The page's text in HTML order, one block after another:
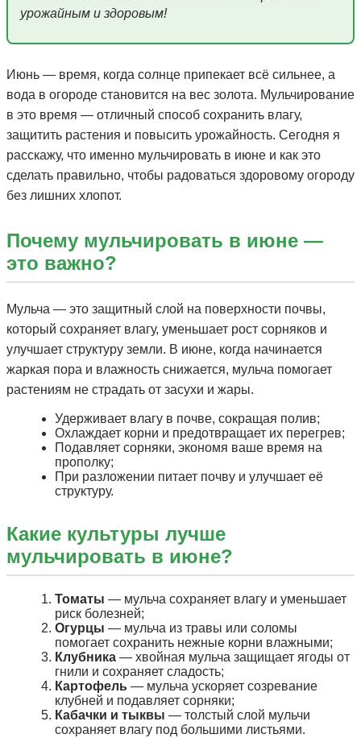
урожайным и здоровым!
Июнь — время, когда солнце припекает всё сильнее, а
вода в огороде становится на вес золота. Мульчирование
в это время — отличный способ сохранить влагу,
защитить растения и повысить урожайность. Сегодня я
расскажу, что именно мульчировать в июне и как это
сделать правильно, чтобы радоваться здоровому огороду
без лишних хлопот.
Почему мульчировать в июне —
это важно?
Мульча — это защитный слой на поверхности почвы,
который сохраняет влагу, уменьшает рост сорняков и
улучшает структуру земли. В июне, когда начинается
жаркая пора и влажность снижается, мульча помогает
растениям не страдать от засухи и жары.
Удерживает влагу в почве, сокращая полив;
Охлаждает корни и предотвращает их перегрев;
Подавляет сорняки, экономя ваше время на
прополку;
При разложении питает почву и улучшает её
структуру.
Какие культуры лучше
мульчировать в июне?
Томаты — мульча сохраняет влагу и уменьшает
риск болезней;
Огурцы — мульча из травы или соломы
помогает сохранить нежные корни влажными;
Клубника — хвойная мульча защищает ягоды от
гнили и сохраняет сладость;
Картофель — мульча ускоряет созревание
клубней и подавляет сорняки;
Кабачки и тыквы — толстый слой мульчи
сохраняет влагу под большими листьями.